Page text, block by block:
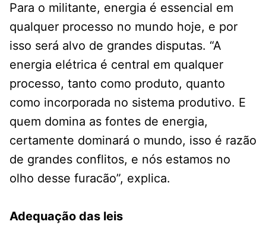
Para o militante, energia é essencial em
qualquer processo no mundo hoje, e por
isso será alvo de grandes disputas. “A
energia elétrica é central em qualquer
processo, tanto como produto, quanto
como incorporada no sistema produtivo. E
quem domina as fontes de energia,
certamente dominará o mundo, isso é razão
de grandes conflitos, e nós estamos no
olho desse furacão”, explica.
Adequação das leis